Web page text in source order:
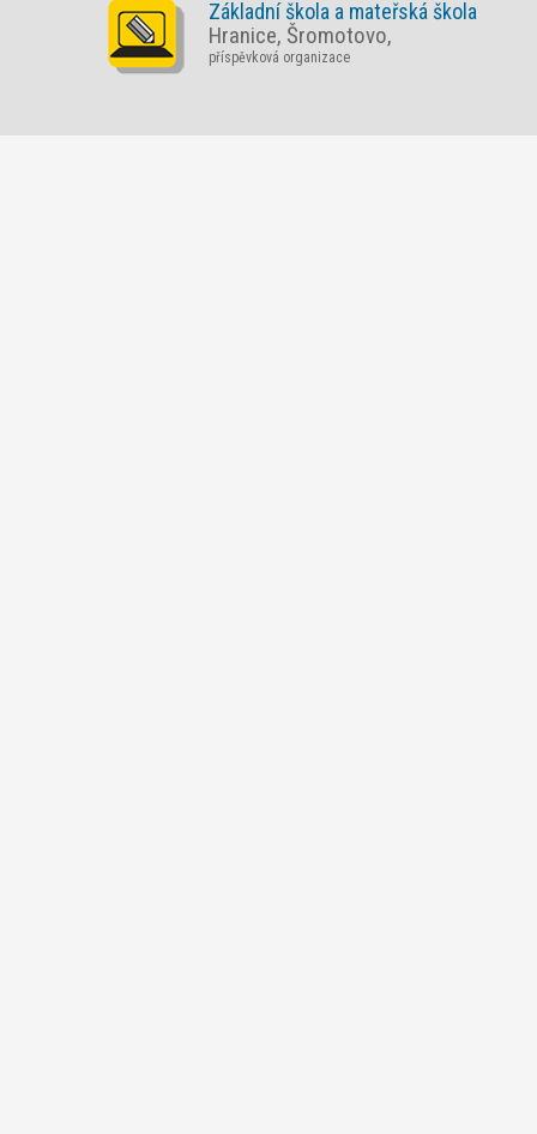
Základní škola a mateřská škola
Hranice, Šromotovo,
příspěvková organizace